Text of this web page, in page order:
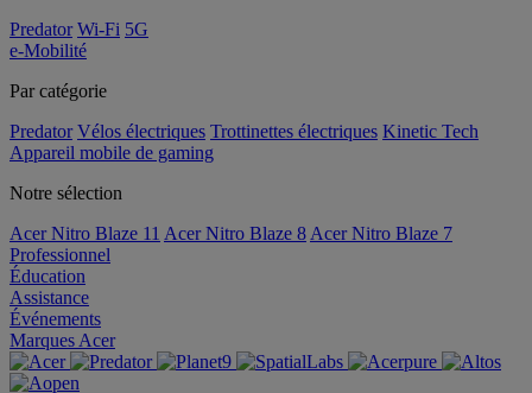
Predator Wi-Fi 5G
e-Mobilité
Par catégorie
Predator Vélos électriques Trottinettes électriques Kinetic Tech
Appareil mobile de gaming
Notre sélection
Acer Nitro Blaze 11 Acer Nitro Blaze 8 Acer Nitro Blaze 7
Professionnel
Éducation
Assistance
Événements
Marques Acer